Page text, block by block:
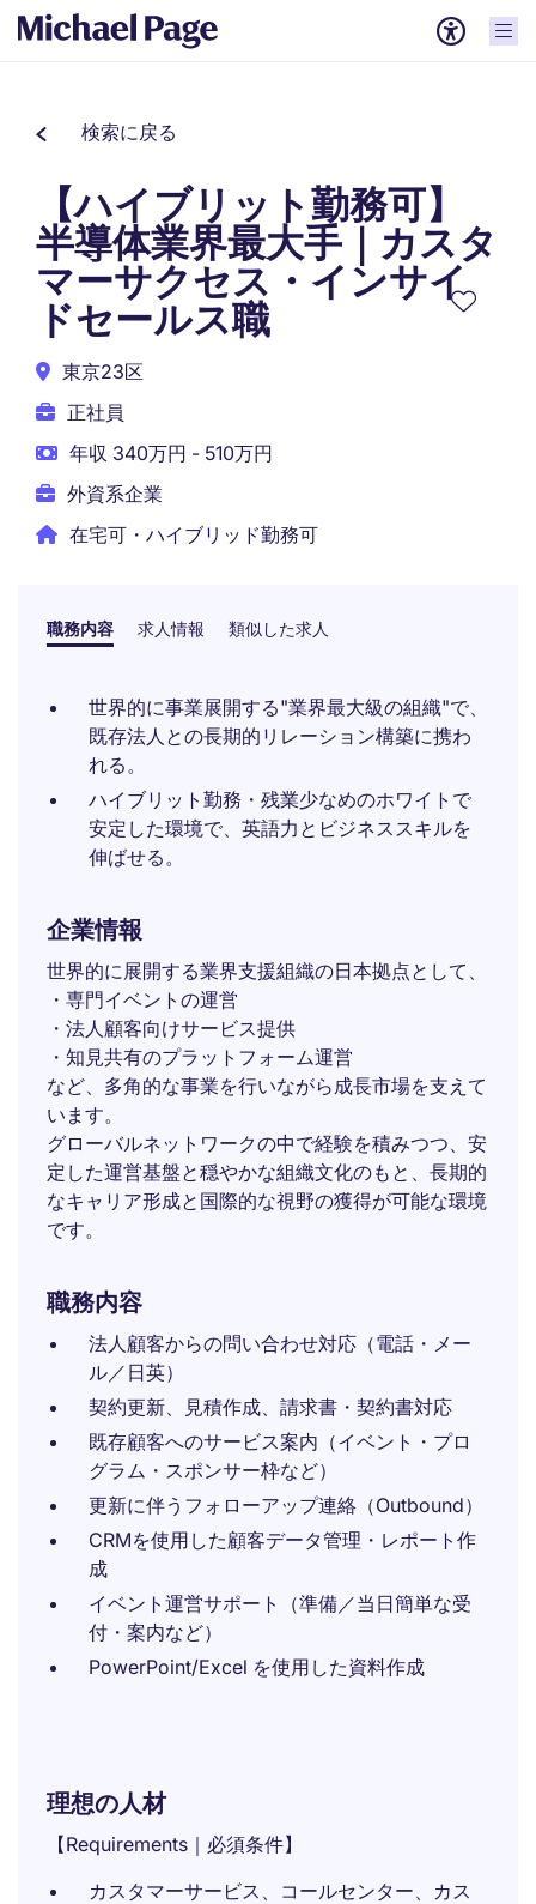
検索に戻る
【ハイブリット勤務可】
半導体業界最大手｜カスタ
マーサクセス・インサイ
ドセールス職
東京23区
正社員
年収 340万円 - 510万円
外資系企業
在宅可・ハイブリッド勤務可
職務内容 求人情報 類似した求人
世界的に事業展開する"業界最大級の組織"で、
既存法人との長期的リレーション構築に携わ
れる。
ハイブリット勤務・残業少なめのホワイトで
安定した環境で、英語力とビジネススキルを
伸ばせる。
企業情報
世界的に展開する業界支援組織の日本拠点として、
・専門イベントの運営
・法人顧客向けサービス提供
・知見共有のプラットフォーム運営
など、多角的な事業を行いながら成長市場を支えて
います。
グローバルネットワークの中で経験を積みつつ、安
定した運営基盤と穏やかな組織文化のもと、長期的
なキャリア形成と国際的な視野の獲得が可能な環境
です。
職務内容
法人顧客からの問い合わせ対応（電話・メー
ル／日英）
契約更新、見積作成、請求書・契約書対応
既存顧客へのサービス案内（イベント・プロ
グラム・スポンサー枠など）
更新に伴うフォローアップ連絡（Outbound）
CRMを使用した顧客データ管理・レポート作
成
イベント運営サポート（準備／当日簡単な受
付・案内など）
PowerPoint/Excel を使用した資料作成
理想の人材
【Requirements｜必須条件】
カスタマーサービス、コールセンター、カス